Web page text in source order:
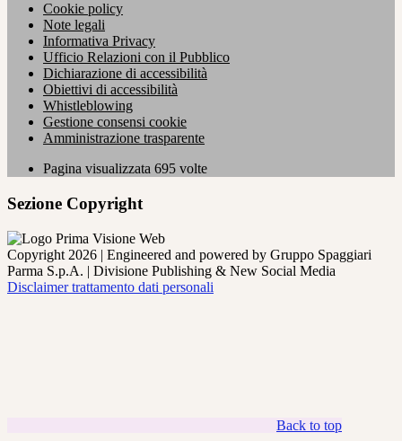
Cookie policy
Note legali
Informativa Privacy
Ufficio Relazioni con il Pubblico
Dichiarazione di accessibilità
Obiettivi di accessibilità
Whistleblowing
Gestione consensi cookie
Amministrazione trasparente
Pagina visualizzata 695 volte
Sezione Copyright
Copyright 2026 | Engineered and powered by Gruppo Spaggiari
Parma S.p.A. | Divisione Publishing & New Social Media
Disclaimer trattamento dati personali
Back to top